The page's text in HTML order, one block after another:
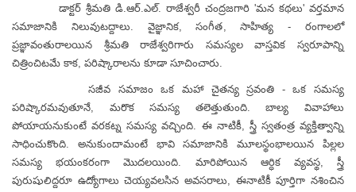
డాక్టర్ శ్రీమతి డి.ఆర్.ఎల్. రాజేశ్వరీ చంద్రజగారి'మన కథలు' వర్తమాన
సమాజానికి నిలువుటద్దాలు. వైజ్ఞానిక, సంగీత, సాహిత్య - రంగాలలో
ప్రజ్ఞావంతురాలయిన శ్రీమతి రాజేశ్వరిగారు సమస్యల వాస్తవిక స్వరూపాన్ని
చిత్రించిటమే కాక, పరిష్కారాలను కూడా సూచించారు.
సజీవ సమాజం ఒక మహా చైతన్య స్రవంతి - ఒక సమస్య
పరిష్కారమవుతూనే, మరొక సమస్య తలెత్తుతుంది. బాల్య వివాహాలు
పోయాయనుకుంటే వరకట్న సమస్య వచ్చింది. ఈ నాటికీ, స్త్రీ స్వతంత్ర వ్యక్తిత్వాన్ని
సాధించుకొంది. అనుకుందామంటే భావి సమాజానికి మూలస్థంభాలయిన పిల్లల
సమస్య భయంకరంగా మొదలయింది. మారిపోయిన ఆర్ధిక వ్యవస్థ, స్త్రీ
పురుషులిద్దరూ ఉద్యోగాలు చెయ్యవలసిన అవసరాలు, ఈనాటికీ పూర్తిగా నశించిన